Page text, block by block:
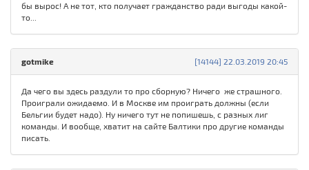
бы вырос! А не тот, кто получает гражданство ради выгоды какой-
то...
[14144] 22.03.2019 20:45
gotmike
Да чего вы здесь раздули то про сборную? Ничего же страшного.
Проиграли ожидаемо. И в Москве им проиграть должны (если
Бельгии будет надо). Ну ничего тут не попишешь, с разных лиг
команды. И вообще, хватит на сайте Балтики про другие команды
писать.